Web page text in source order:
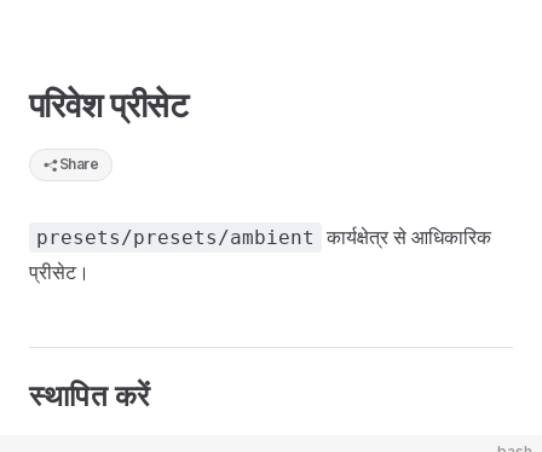
परिवेश प्रीसेट
Share
presets/presets/ambient कार्यक्षेत्र से आधिकारिक
प्रीसेट।
स्थापित करें